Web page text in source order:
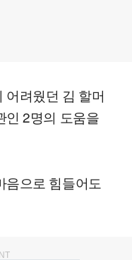
어려웠던 김 할머
인 2명의 도움을
음으로 힘들어도